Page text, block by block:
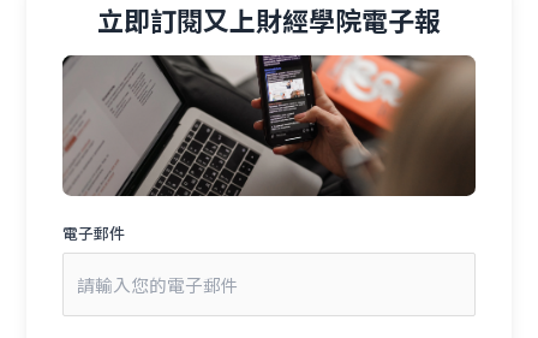
立即訂閱又上財經學院電子報
電子郵件